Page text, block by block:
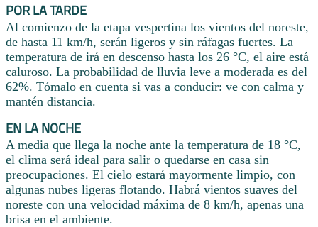
POR LA TARDE
Al comienzo de la etapa vespertina los vientos del noreste,
de hasta 11 km/h, serán ligeros y sin ráfagas fuertes. La
temperatura de irá en descenso hasta los 26 °C, el aire está
caluroso. La probabilidad de lluvia leve a moderada es del
62%. Tómalo en cuenta si vas a conducir: ve con calma y
mantén distancia.
EN LA NOCHE
A media que llega la noche ante la temperatura de 18 °C,
el clima será ideal para salir o quedarse en casa sin
preocupaciones. El cielo estará mayormente limpio, con
algunas nubes ligeras flotando. Habrá vientos suaves del
noreste con una velocidad máxima de 8 km/h, apenas una
brisa en el ambiente.